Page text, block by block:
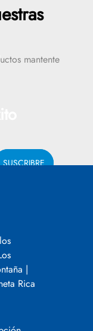
mantente
SUSCRIBRE
|
Rica